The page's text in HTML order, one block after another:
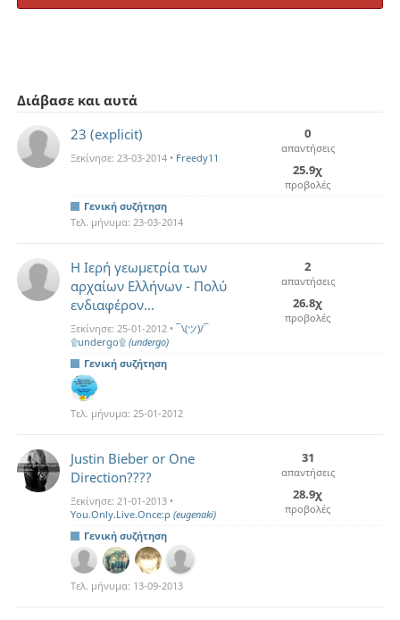
Διάβασε και αυτά
23 (explicit)
Ξεκίνησε: 23-03-2014 • Freedy11
0
απαντήσεις
25.9χ
προβολές
Γενική συζήτηση
Τελ. μήνυμα: 23-03-2014
Η Ιερή γεωμετρία των
αρχαίων Ελλήνων - Πολύ
ενδιαφέρον...
Ξεκίνησε: 25-01-2012 • ¯\(ツ)/¯
۩undergo۩ (undergo)
2
απαντήσεις
26.8χ
προβολές
Γενική συζήτηση
Τελ. μήνυμα: 25-01-2012
Justin Bieber or One
Direction????
Ξεκίνησε: 21-01-2013 •
You.Only.Live.Once:ρ (eugenaki)
31
απαντήσεις
28.9χ
προβολές
Γενική συζήτηση
Τελ. μήνυμα: 13-09-2013